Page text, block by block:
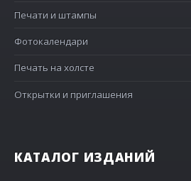
Печати и штампы
Фотокалендари
Печать на холсте
Открытки и приглашения
КАТАЛОГ ИЗДАНИЙ